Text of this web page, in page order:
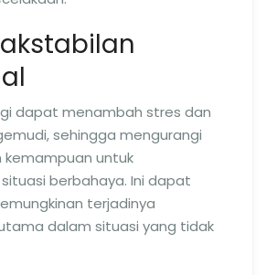
dapat menambah stres dan
sehingga mengurangi
kemampuan untuk
berbahaya. Ini dapat
terjadinya
dalam situasi yang tidak